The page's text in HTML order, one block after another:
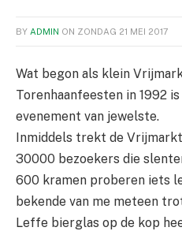
BY ADMIN ON ZONDAG 21 MEI 2017
Wat begon als klein
Torenhaanfeesten in 1992
evenement van jewelste.
Inmiddels trekt de Vrijmarkt
30000 bezoekers die
600 kramen proberen iets
bekende van me meteen
Leffe bierglas op de kop